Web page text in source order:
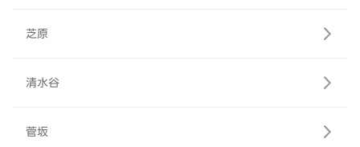
芝原
清水谷
菅坂